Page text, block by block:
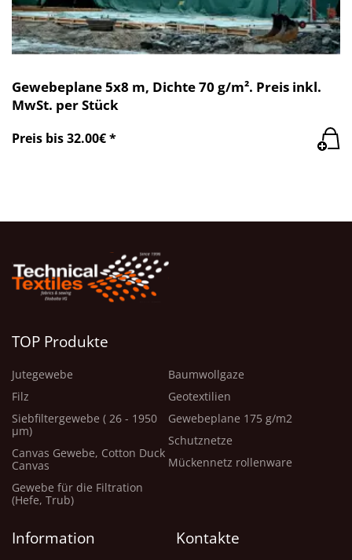
Gewebeplane 5x8 m, Dichte 70 g/m². Preis inkl.
MwSt. per Stück
Preis bis 32.00€ *
TOP Produkte
Jutegewebe
Filz
Siebfiltergewebe ( 26 - 1950
μm)
Canvas Gewebe, Cotton Duck
Canvas
Gewebe für die Filtration
(Hefe, Trub)
Baumwollgaze
Geotextilien
Gewebeplane 175 g/m2
Schutznetze
Mückennetz rollenware
Information Kontakte